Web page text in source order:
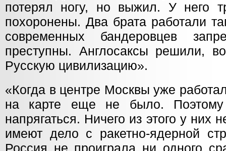
потерял ногу, но выжил. У него
похоронены. Два брата работали
современных бандеровцев
преступны. Англосаксы решили,
Русскую цивилизацию».
«Когда в центре Москвы уже
на карте еще не было.
напрягаться. Ничего из этого у них
имеют дело с ракетно-ядерной
Россия не проиграла ни одного